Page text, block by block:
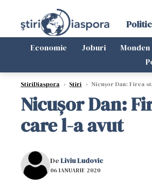
Economie Joburi Monden
StiriDiaspora › Știri › Nicușor Dan: Firea
Nicușor Dan:
care l-a avut
DeLiviu Ludovic
06 IANUARIE 2020